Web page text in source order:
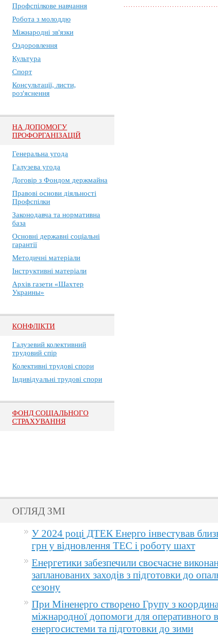
Профспілкове навчання
Робота з молоддю
Міжнародні зв'язки
Оздоровлення
Культура
Спорт
Консультації, листи,
роз'яснення
НА ДОПОМОГУ
ПРОФОРГАНІЗАЦІЙ
Генеральна угода
Галузева угода
Договір з Фондом держмайна
Правові основи діяльності
Профспілки
Законодавча та нормативна
база
Основні державні соціальні
гарантії
Методичні матеріали
Інструктивні матеріали
Архів газети «Шахтер
Украины»
КОНФЛІКТИ
Галузевий колективний
трудовий спір
Колективні трудові спори
Індивідуальні трудові спори
ФОНД СОЦІАЛЬНОГО
СТРАХУВАННЯ
ОГЛЯД ЗМІ
У 2024 році ДТЕК Енерго інвестував
грн у відновлення ТЕС і роботу шахт
Енергетики забезпечили своєчасне
запланованих заходів з підготовки до
сезону
При Міненерго створено Групу з
міжнародної допомоги для оперативного
енергосистеми та підготовки до зими